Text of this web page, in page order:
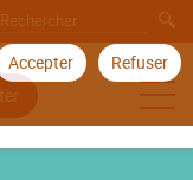
Accepter Refuser